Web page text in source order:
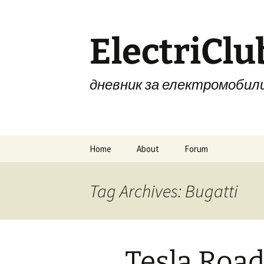
дневник за
Home About Forum
Tag Archives: Bugatti